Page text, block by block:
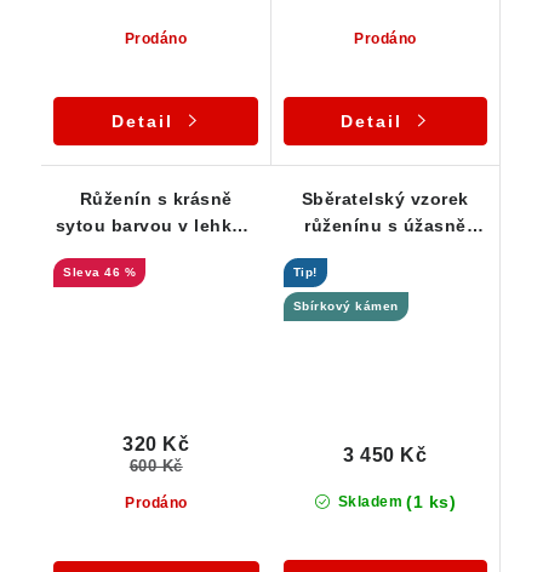
Prodáno
Detail
Prodáno
Detail
Růženín s krásně
sytou barvou v lehkém
46 %
Prodáno
320 Kč
600 Kč
Sběratelský vzorek
růženínu s úžasně
Tip!
Sbírkový kámen
Skladem (1 ks)
3 450 Kč